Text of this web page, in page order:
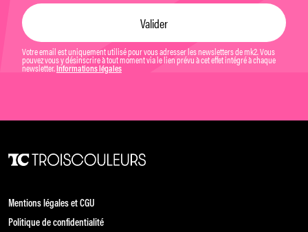
Votre email est uniquement utilisé pour vous adresser les newsletters de mk2. Vous
pouvez vous y désinscrire à tout moment via le lien prévu à cet effet intégré à chaque
newsletter. Informations légales
Mentions légales et CGU
Politique de confidentialité